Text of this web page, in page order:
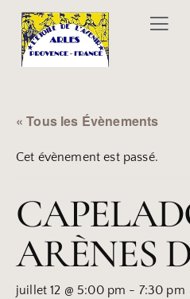
« Tous les Évènements
Cet évènement est passé.
ARÈNES
juillet 12 @ 5:00 pm - 7:30 pm